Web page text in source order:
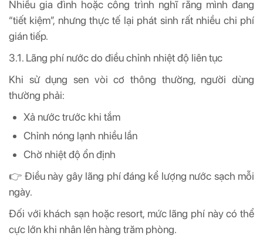
Nhiều gia đình hoặc công trình nghĩ rằng mình đang
“tiết kiệm”, nhưng thực tế lại phát sinh rất nhiều chi phí
gián tiếp.
3.1. Lãng phí nước do điều chỉnh nhiệt độ liên tục
Khi sử dụng sen vòi cơ thông thường, người dùng
thường phải:
Xả nước trước khi tắm
Chỉnh nóng lạnh nhiều lần
Chờ nhiệt độ ổn định
👉 Điều này gây lãng phí đáng kể lượng nước sạch mỗi
ngày.
Đối với khách sạn hoặc resort, mức lãng phí này có thể
cực lớn khi nhân lên hàng trăm phòng.